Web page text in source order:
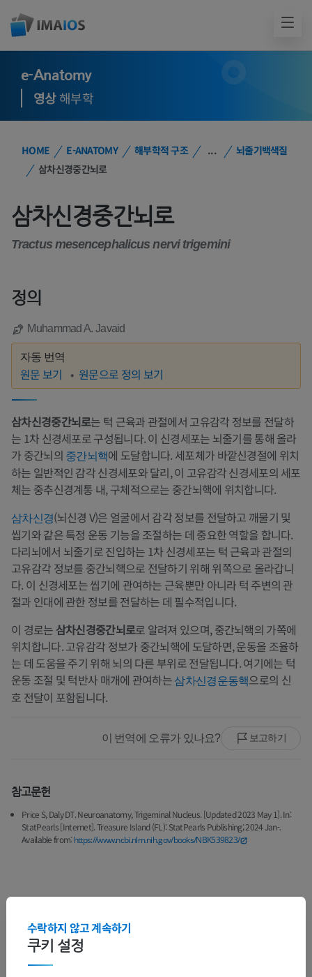
e-Anatomy
영상해부학
HOME E-ANATOMY 해부학적 구조 ...
뇌줄기백색질
삼차신경중간뇌로
삼차신경중간뇌로
Tractus mesencephalicus nervi trigemini
정의
Muhammad A. Javaid
자동 번역
원문 보기 원문으로 정의 보기
삼차신경중간뇌로는 턱 근육과 관절에서 고유감각 정보를 전달하
는 1차 신경세포로 구성됩니다. 이 신경세포는 뇌줄기를 통해 올라
가 중간뇌의 중간뇌핵에 도달합니다. 세포체가 바깥신경절에 위치
하는 일반적인 감각 신경세포와 달리, 이 고유감각 신경세포의 세포
체는 중추신경계통 내, 구체적으로는 중간뇌핵에 위치합니다.
삼차신경(뇌신경 V)은 얼굴에서 감각 정보를 전달하고 깨물기 및
씹기와 같은 특정 운동 기능을 조절하는 데 중요한 역할을 합니다.
다리뇌에서 뇌줄기로 진입하는 1차 신경세포는 턱 근육과 관절의
고유감각 정보를 중간뇌핵으로 전달하기 위해 위쪽으로 올라갑니
다. 이 신경세포는 씹기에 관여하는 근육뿐만 아니라 턱 주변의 관
절과 인대에 관한 정보를 전달하는 데 필수적입니다.
이 경로는 삼차신경중간뇌로로 알려져 있으며, 중간뇌핵의 가쪽에
위치합니다. 고유감각 정보가 중간뇌핵에 도달하면, 운동을 조율하
는 데 도움을 주기 위해 뇌의 다른 부위로 전달됩니다. 여기에는 턱
운동 조절 및 턱반사 매개에 관여하는삼차신경운동핵으로의 신
호 전달이 포함됩니다.
이 번역에 오류가 있나요? 보고하기
참고문헌
Price S, Daly DT. Neuroanatomy, Trigeminal Nucleus. [Updated 2023 May 1]. In:
StatPearls [Internet]. Treasure Island (FL): StatPearls Publishing; 2024 Jan-.
Available from:https://www.ncbi.nlm.nih.gov/books/NBK539823/
쿠키 설정
수락하지 않고 계속하기